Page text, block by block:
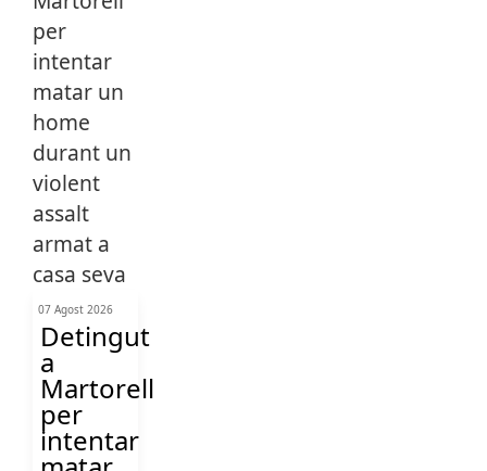
07 Agost 2026
Detingut
a
Martorell
per
intentar